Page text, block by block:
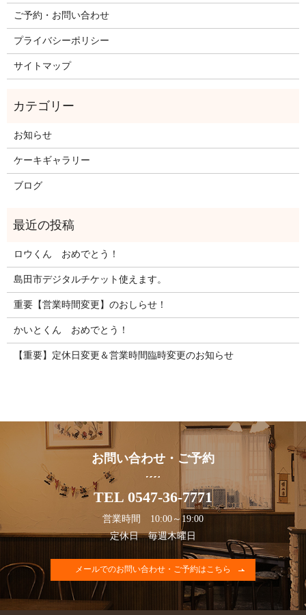
ご予約・お問い合わせ
プライバシーポリシー
サイトマップ
お知らせ
ケーキギャラリー
ブログ
ロウくん おめでとう！
島田市デジタルチケット使えます。
重要【営業時間変更】のおしらせ！
かいとくん おめでとう！
【重要】定休日変更＆営業時間臨時変更のお知らせ
お問い合わせ・ご予約
TEL 0547-36-7771
営業時間 10:00～19:00
定休日 毎週木曜日
メールでのお問い合わせ・ご予約はこちら